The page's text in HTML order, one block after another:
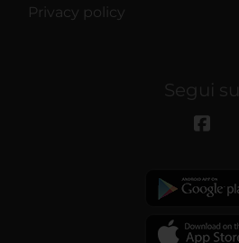
Privacy policy
Segui su